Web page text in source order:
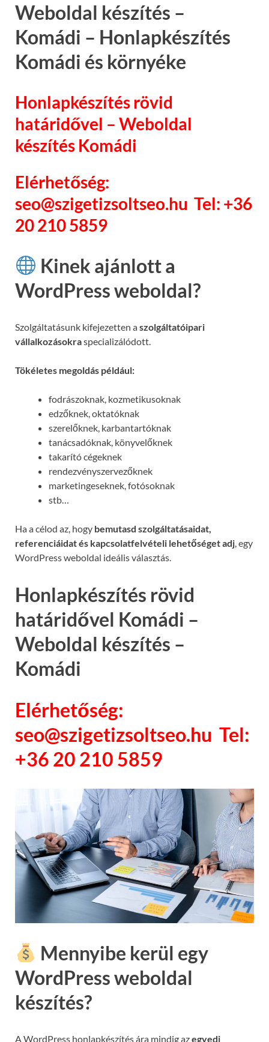
Weboldal készítés –
Komádi – Honlapkészítés
Komádi és környéke
Honlapkészítés rövid
határidővel – Weboldal
készítés Komádi
Elérhetőség:
seo@szigetizsoltseo.hu Tel: +36
20 210 5859
Kinek ajánlott a
WordPress weboldal?
Szolgáltatásunk kifejezetten aszolgáltatóipari
vállalkozásokraspecializálódott.
Tökéletes megoldás például:
fodrászoknak, kozmetikusoknak
edzőknek, oktatóknak
szerelőknek, karbantartóknak
tanácsadóknak, könyvelőknek
takarító cégeknek
rendezvényszervezőknek
marketingeseknek, fotósoknak
stb…
Ha a célod az, hogy bemutasd szolgáltatásaidat,
referenciáidat és kapcsolatfelvételi lehetőséget adj , egy
WordPress weboldal ideális választás.
Honlapkészítés rövid
határidővel Komádi –
Weboldal készítés –
Komádi
Elérhetőség:
seo@szigetizsoltseo.hu Tel:
+36 20 210 5859
Mennyibe kerül egy
WordPress weboldal
készítés?
A WordPress honlapkészítés ára mindig azegyedi